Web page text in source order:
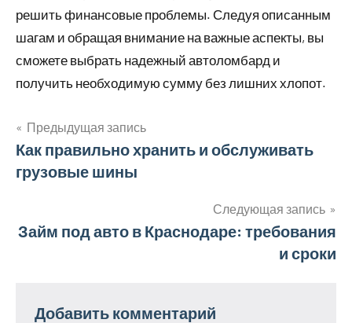
решить финансовые проблемы. Следуя описанным
шагам и обращая внимание на важные аспекты, вы
сможете выбрать надежный автоломбард и
получить необходимую сумму без лишних хлопот.
Навигация
по
Предыдущая запись
Как правильно хранить и обслуживать
грузовые шины
Следующая запись
Займ под авто в Краснодаре: требования
и сроки
Добавить комментарий